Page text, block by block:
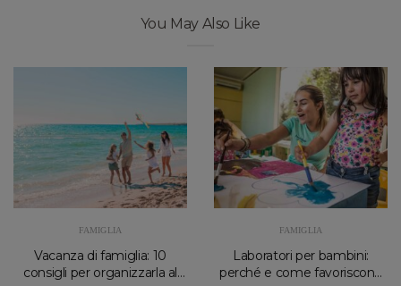
You May Also Like
FAMIGLIA
Vacanza di famiglia: 10
consigli per organizzarla al
FAMIGLIA
Laboratori per bambini:
perché e come favoriscono